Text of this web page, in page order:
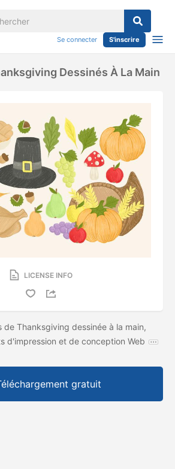
Se connecter S'inscrire
Dessinés À La Main
LICENSE INFO
de Thanksgiving dessinée à la main,
d'impression et de conception Web
gratuit